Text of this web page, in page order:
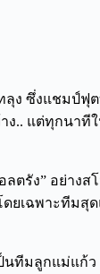
ง ซึ่งแชมป์ฟุ
ง.. แต่ทุกนา
รัง” อย่างสโ
เฉพาะทีมสุด
ทีมลูกแม่แก้